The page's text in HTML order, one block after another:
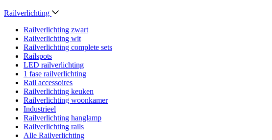
Railverlichting
Railverlichting zwart
Railverlichting wit
Railverlichting complete sets
Railspots
LED railverlichting
1 fase railverlichting
Rail accessoires
Railverlichting keuken
Railverlichting woonkamer
Industrieel
Railverlichting hanglamp
Railverlichting rails
Alle Railverlichting